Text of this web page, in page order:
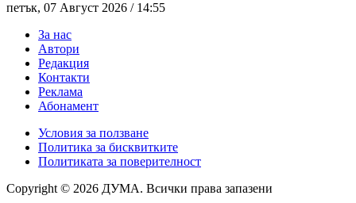
петък, 07 Август 2026 / 14:55
За нас
Автори
Редакция
Контакти
Реклама
Абонамент
Условия за ползване
Политика за бисквитките
Политиката за поверителност
Copyright © 2026 ДУМА. Всички права запазени